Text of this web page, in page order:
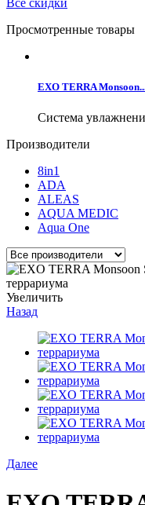
Просмотренные товары
EXO TERRA
Система
Производители
8in1
ADA
ALEAS
AQUA MEDIC
Aqua One
Увеличить
Назад
Далее